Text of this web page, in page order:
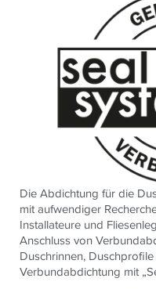
Die Abdichtung für die
mit aufwendiger
Installateure und
Anschluss von
Duschrinnen,
Verbundabdichtung mit